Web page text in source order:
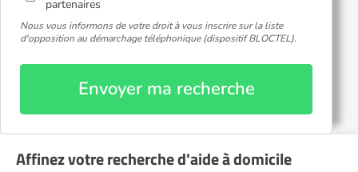
partenaires
Nous vous informons de votre droit à vous inscrire sur la liste
d'opposition au démarchage téléphonique (dispositif BLOCTEL).
Envoyer ma recherche
Affinez votre recherche d'aide à domicile